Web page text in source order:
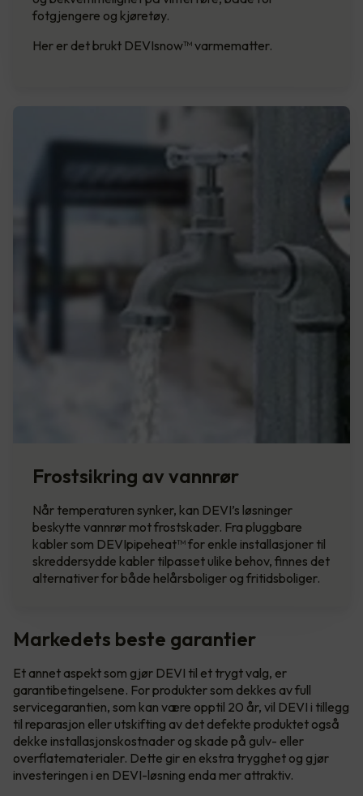
fotgjengere og kjøretøy.
Her er det brukt DEVIsnow™ varmematter.
Frostsikring av vannrør
Når temperaturen synker, kan DEVI’s løsninger
beskytte vannrør mot frostskader. Fra pluggbare
kabler som DEVIpipeheat™ for enkle installasjoner til
skreddersydde kabler tilpasset ulike behov, finnes det
alternativer for både helårsboliger og fritidsboliger.
Markedets beste garantier
Et annet aspekt som gjør DEVI til et trygt valg, er
garantibetingelsene. For produkter som dekkes av full
servicegarantien, som kan være opptil 20 år, vil DEVI i tillegg
til reparasjon eller utskifting av det defekte produktet også
dekke installasjonskostnader og skade på gulv- eller
overflatematerialer. Dette gir en ekstra trygghet og gjør
investeringen i en DEVI-løsning enda mer attraktiv.